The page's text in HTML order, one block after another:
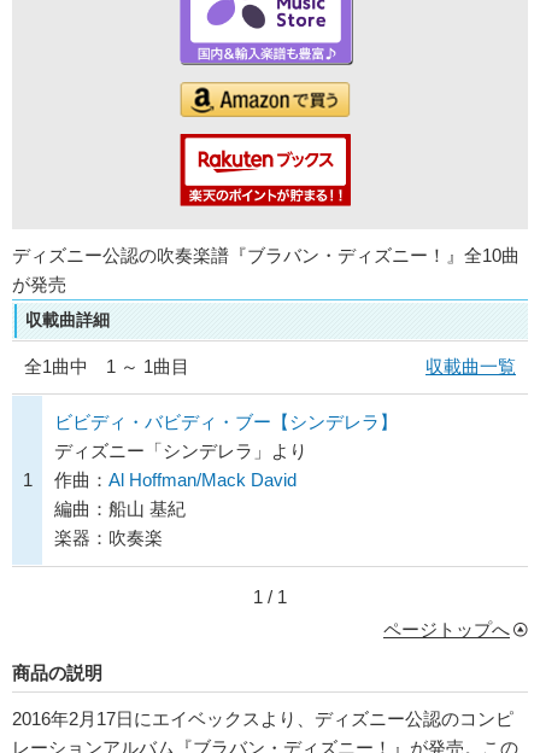
ディズニー公認の吹奏楽譜『ブラバン・ディズニー！』全10曲
が発売
収載曲詳細
全1曲中 1 ～ 1曲目 収載曲一覧
1
ビビディ・バビディ・ブー【シンデレラ】
ディズニー「シンデレラ」より
作曲： Al Hoffman/Mack David
編曲：船山 基紀
楽器：吹奏楽
1 / 1
ページトップへ
商品の説明
2016年2月17日にエイベックスより、ディズニー公認のコンピ
レーションアルバム『ブラバン・ディズニー！』が発売。この